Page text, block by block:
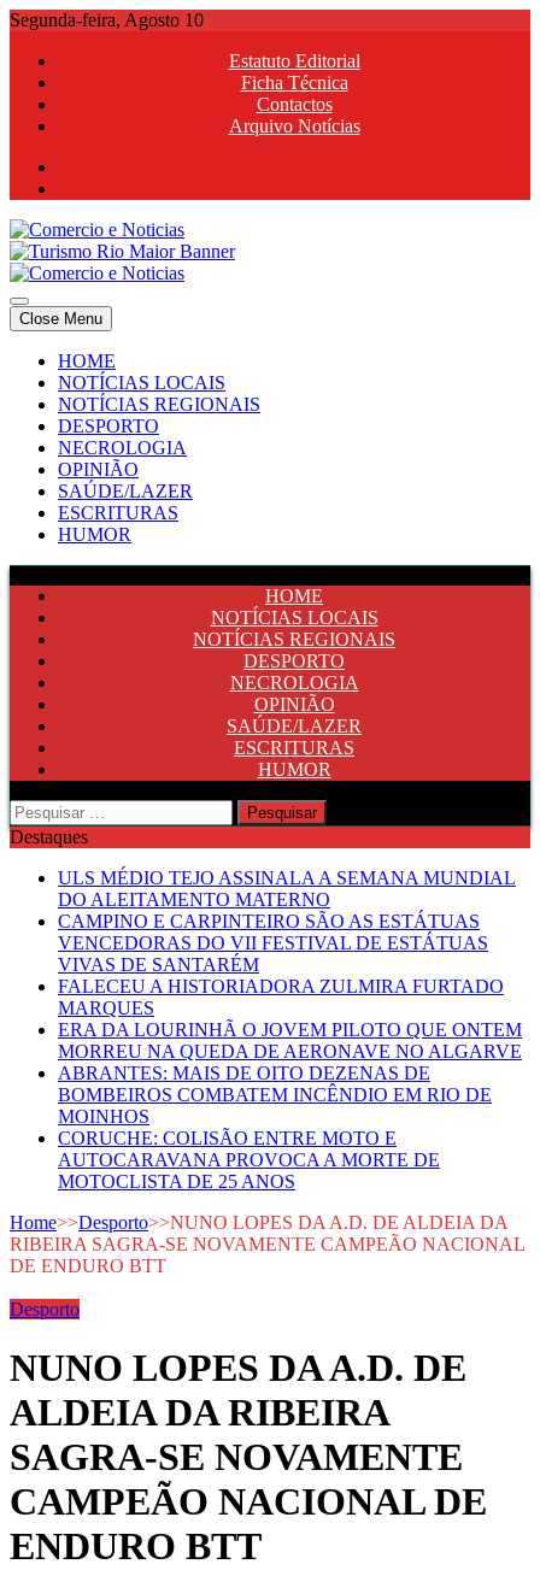
Skip
content
Segunda-feira, Agosto 10
Estatuto Editorial
Ficha Técnica
Contactos
Arquivo Notícias
Comercio e Noticias
Notícias e Publicidade Online
Comercio e Noticias
Notícias e Publicidade Online
Close Menu
HOME
NOTÍCIAS LOCAIS
NOTÍCIAS REGIONAIS
DESPORTO
NECROLOGIA
OPINIÃO
SAÚDE/LAZER
ESCRITURAS
HUMOR
HOME
NOTÍCIAS LOCAIS
NOTÍCIAS REGIONAIS
DESPORTO
NECROLOGIA
OPINIÃO
SAÚDE/LAZER
ESCRITURAS
HUMOR
Pesquisar
por:
Destaques
ULS MÉDIO TEJO ASSINALA A SEMANA MUNDIAL
DO ALEITAMENTO MATERNO
CAMPINO E CARPINTEIRO SÃO AS ESTÁTUAS
VENCEDORAS DO VII FESTIVAL DE ESTÁTUAS
VIVAS DE SANTARÉM
FALECEU A HISTORIADORA ZULMIRA FURTADO
MARQUES
ERA DA LOURINHÃ O JOVEM PILOTO QUE ONTEM
MORREU NA QUEDA DE AERONAVE NO ALGARVE
ABRANTES: MAIS DE OITO DEZENAS DE
BOMBEIROS COMBATEM INCÊNDIO EM RIO DE
MOINHOS
CORUCHE: COLISÃO ENTRE MOTO E
AUTOCARAVANA PROVOCA A MORTE DE
MOTOCLISTA DE 25 ANOS
Home>>Desporto>>NUNO LOPES DA A.D. DE ALDEIA DA
RIBEIRA SAGRA-SE NOVAMENTE CAMPEÃO NACIONAL
DE ENDURO BTT
Desporto
NUNO LOPES DA A.D. DE
ALDEIA DA RIBEIRA
SAGRA-SE NOVAMENTE
CAMPEÃO NACIONAL DE
ENDURO BTT